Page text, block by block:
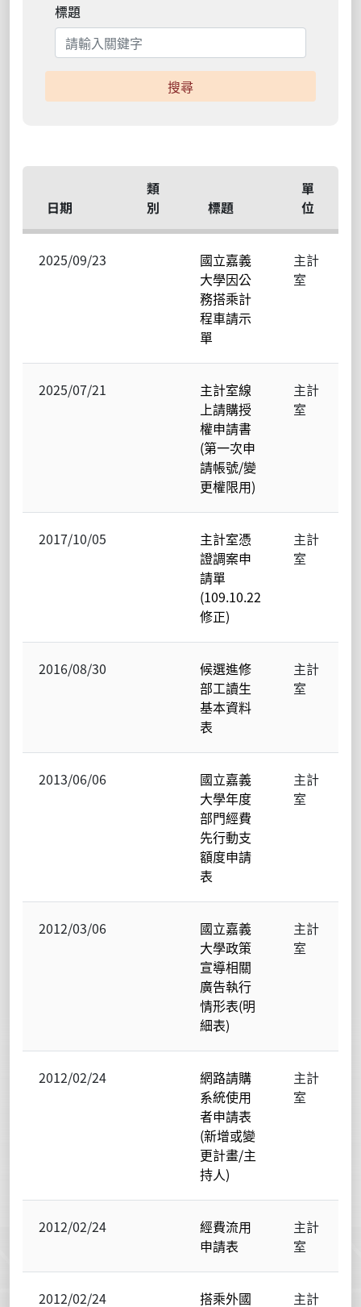
標題
搜尋
日期
類
別
標題
單
位
2025/09/23
國立嘉義
大學因公
務搭乘計
程車請示
單
主計
室
2025/07/21
主計室線
上請購授
權申請書
(第一次申
請帳號/變
更權限用)
主計
室
2017/10/05
主計室憑
證調案申
請單
(109.10.22
修正)
主計
室
2016/08/30
候選進修
部工讀生
基本資料
表
主計
室
2013/06/06
國立嘉義
大學年度
部門經費
先行動支
額度申請
表
主計
室
2012/03/06
國立嘉義
大學政策
宣導相關
廣告執行
情形表(明
細表)
主計
室
2012/02/24
網路請購
系統使用
者申請表
(新增或變
更計畫/主
持人)
主計
室
2012/02/24
經費流用
申請表
主計
室
2012/02/24 搭乘外國 主計